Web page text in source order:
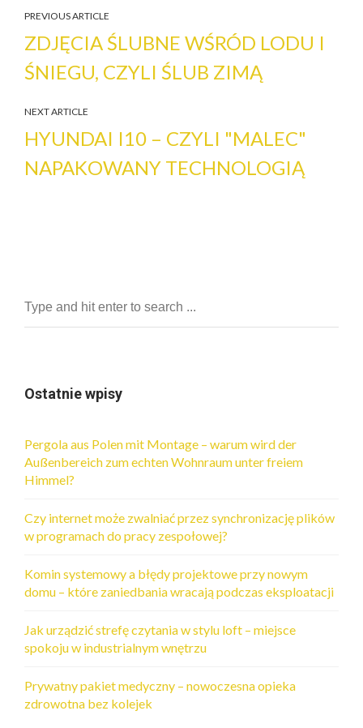
PREVIOUS ARTICLE
ZDJĘCIA ŚLUBNE WŚRÓD LODU I
ŚNIEGU, CZYLI ŚLUB ZIMĄ
NEXT ARTICLE
HYUNDAI I10 – CZYLI "MALEC"
NAPAKOWANY TECHNOLOGIĄ
Ostatnie wpisy
Pergola aus Polen mit Montage – warum wird der
Außenbereich zum echten Wohnraum unter freiem
Himmel?
Czy internet może zwalniać przez synchronizację plików
w programach do pracy zespołowej?
Komin systemowy a błędy projektowe przy nowym
domu – które zaniedbania wracają podczas eksploatacji
Jak urządzić strefę czytania w stylu loft – miejsce
spokoju w industrialnym wnętrzu
Prywatny pakiet medyczny – nowoczesna opieka
zdrowotna bez kolejek